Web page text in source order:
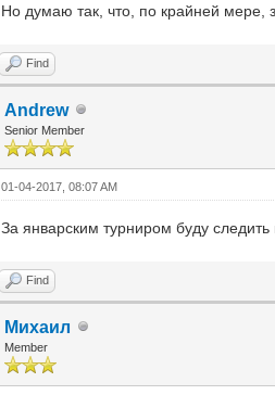
Но думаю так, что, по крайней мере,
Find
Andrew
Senior Member
01-04-2017, 08:07 AM
За январским турниром буду
Find
Михаил
Member